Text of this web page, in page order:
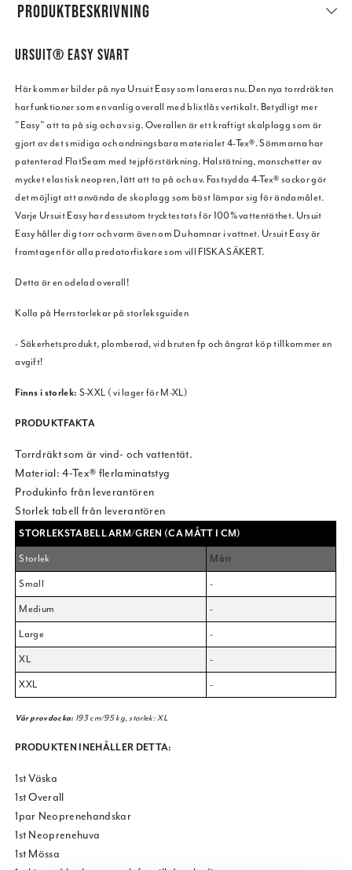
PRODUKTBESKRIVNING
URSUIT® EASY SVART
Här kommer bilder på nya Ursuit Easy som lanseras nu. Den nya torrdräkten
har funktioner som en vanlig overall med blixtlås vertikalt. Betydligt mer
”Easy” att ta på sig och av sig. Overallen är ett kraftigt skalplagg som är
gjort av det smidiga och andningsbara materialet 4-Tex®. Sömmarna har
patenterad FlatSeam med tejpförstärkning. Halstätning, manschetter av
mycket elastisk neopren, lätt att ta på och av. Fastsydda 4-Tex® sockor gör
det möjligt att använda de skoplagg som bäst lämpar sig för ändamålet.
Varje Ursuit Easy har dessutom trycktestats för 100% vattentäthet. Ursuit
Easy håller dig torr och varm även om Du hamnar i vattnet. Ursuit Easy är
framtagen för alla predatorfiskare som vill FISKA SÄKERT.
Detta är en odelad overall!
Kolla på Herrstorlekar på storleksguiden
- Säkerhetsprodukt, plomberad, vid bruten fp och ångrat köp tillkommer en
avgift!
Finns i storlek: S-XXL ( vi lager för M-XL)
PRODUKTFAKTA
Torrdräkt som är vind- och vattentät.
Material: 4-Tex® flerlaminatstyg
Produkinfo från leverantören
Storlek tabell från leverantören
STORLEKSTABELL ARM/GREN (CA MÅTT I CM)
Storlek
Mått
Small
-
Medium
-
Large
-
XL
-
XXL
-
Vår provdocka: 193 cm/95 kg, storlek: XL
PRODUKTEN INEHÅLLER DETTA:
1st Väska
1st Overall
1par Neoprenehandskar
1st Neoprenehuva
1st Mössa